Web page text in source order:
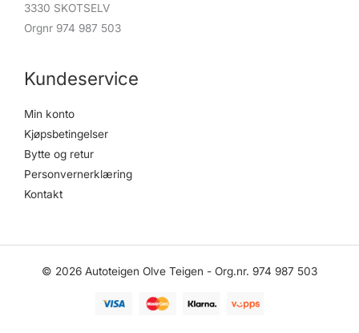
3330 SKOTSELV
Orgnr 974 987 503
Kundeservice
Min konto
Kjøpsbetingelser
Bytte og retur
Personvernerklæring
Kontakt
© 2026 Autoteigen Olve Teigen - Org.nr. 974 987 503